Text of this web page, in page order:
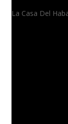
La Casa Del